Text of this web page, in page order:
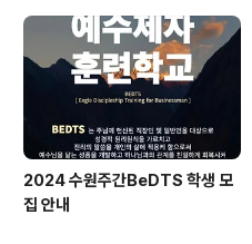
2024 수원주간BeDTS 학생 모
집 안내